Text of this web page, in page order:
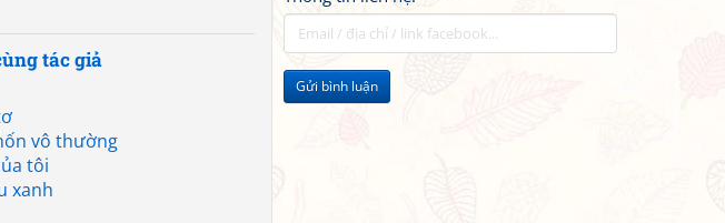
Gửi bình luận
tác giả
vô thường
tôi
xanh